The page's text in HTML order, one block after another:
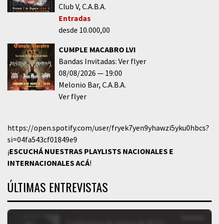
Club V C.A.B.A.
Entradas
desde 10.000,00
CUMPLE MACABRO LVI
Bandas Invitadas: Ver flyer
08/08/2026
19:00
Melonio Bar C.A.B.A.
Ver flyer
https://open.spotify.com/user/fryek7yen9yhawzi5yku0hbcs?
si=04fa543cf01849e9
¡ESCUCHÁ NUESTRAS PLAYLISTS NACIONALES E
INTERNACIONALESACÁ!
ÚLTIMAS ENTREVISTAS